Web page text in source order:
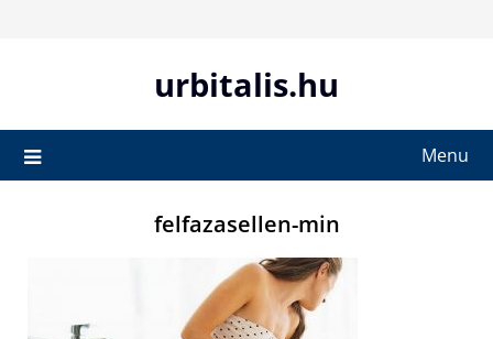
urbitalis.hu
Menu
felfazasellen-min